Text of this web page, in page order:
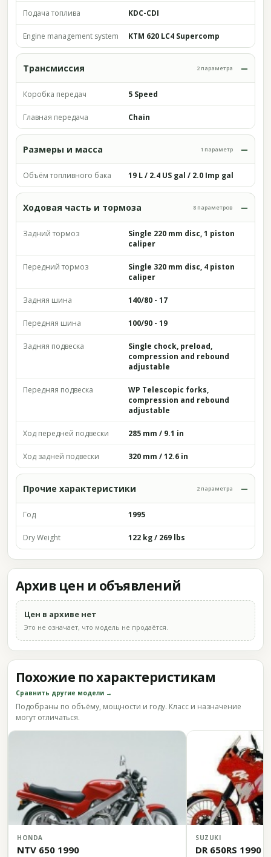
Подача топлива KDC-CDI
Engine management system KTM 620 LC4 Supercomp
Трансмиссия 2 параметра
Коробка передач 5 Speed
Главная передача Chain
Размеры и масса 1 параметр
Объём топливного бака 19 L / 2.4 US gal / 2.0 Imp gal
Ходовая часть и тормоза 8 параметров
Задний тормоз
Single 220 mm disc, 1 piston
caliper
Передний тормоз
Single 320 mm disc, 4 piston
caliper
Задняя шина 140/80 - 17
Передняя шина 100/90 - 19
Задняя подвеска
Single chock, preload,
compression and rebound
adjustable
Передняя подвеска
WP Telescopic forks,
compression and rebound
adjustable
Ход передней подвески 285 mm / 9.1 in
Ход задней подвески 320 mm / 12.6 in
Прочие характеристики 2 параметра
Год 1995
Dry Weight 122 kg / 269 lbs
Архив цен и объявлений
Цен в архиве нет
Это не означает, что модель не продаётся.
Похожие по характеристикам
Сравнить другие модели →
Подобраны по объёму, мощности и году. Класс и назначение
могут отличаться.
HONDA
NTV 650 1990
SUZUKI
DR 650RS 1990